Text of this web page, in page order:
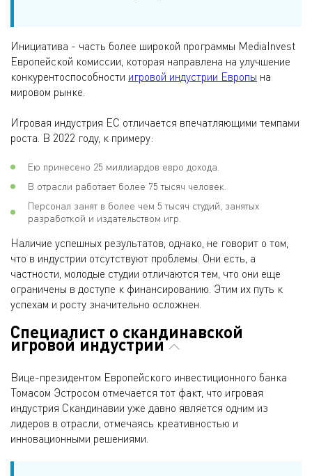
Инициатива - часть более широкой программы MediaInvest
Европейской комиссии, которая направлена на улучшение
конкурентоспособности игровой индустрии Европы на
мировом рынке.
Игровая индустрия ЕС отличается впечатляющими темпами
роста. В 2022 году, к примеру:
Ею принесено 25 миллиардов евро дохода.
В отрасли работает более 75 тысяч человек.
Персонал занят в более чем 5 тысяч студий, занятых
разработкой и издательством игр.
Наличие успешных результатов, однако, не говорит о том,
что в индустрии отсутствуют проблемы. Они есть, а
частности, молодые студии отличаются тем, что они еще
ограничены в доступе к финансированию. Этим их путь к
успехам и росту значительно осложнен.
Специалист о скандинавской
игровой индустрии
Вице-президентом Европейского инвестиционного банка
Томасом Эстросом отмечается тот факт, что игровая
индустрия Скандинавии уже давно является одним из
лидеров в отрасли, отмечаясь креативностью и
инновационными решениями.